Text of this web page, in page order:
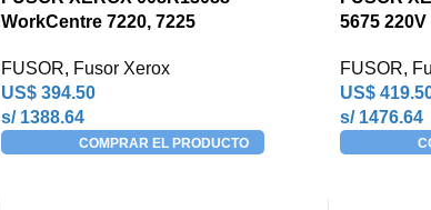
WorkCentre 7220, 7225
FUSOR, Fusor Xerox
US$394.50
s/ 1388.64
COMPRAR EL PRODUCTO
5675 220V
FUSOR,
US$
s/ 1476.64